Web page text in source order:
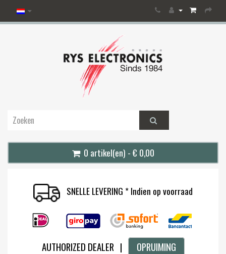
0 artikel(en) - € 0,00
SNELLE LEVERING * Indien op voorraad
AUTHORIZED DEALER | OPRUIMING